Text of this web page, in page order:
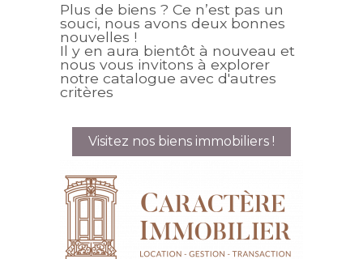
Plus de biens ? Ce n’est pas un
souci, nous avons deux bonnes
nouvelles !
Il y en aura bientôt à nouveau et
nous vous invitons à explorer
notre catalogue avec d'autres
critères
Visitez nos biens immobiliers !